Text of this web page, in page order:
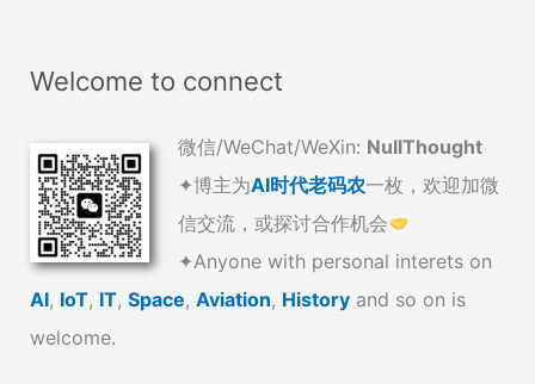
Welcome to connect
微信/WeChat/WeXin: NullThought
✦博主为AI时代老码农一枚，欢迎加微
信交流，或探讨合作机会
✦Anyone with personal interets on
AI, IoT, IT, Space, Aviation, History and so on is
welcome.